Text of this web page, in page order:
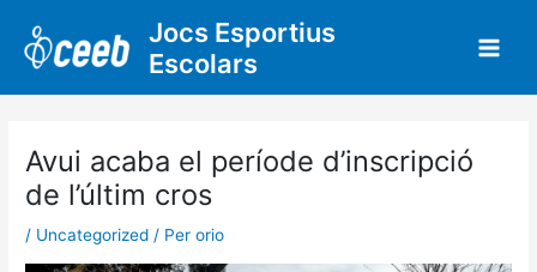
contingut
Jocs Esportius
Escolars
Avui acaba el període d’inscripció
de l’últim cros
/ Uncategorized / Per orio